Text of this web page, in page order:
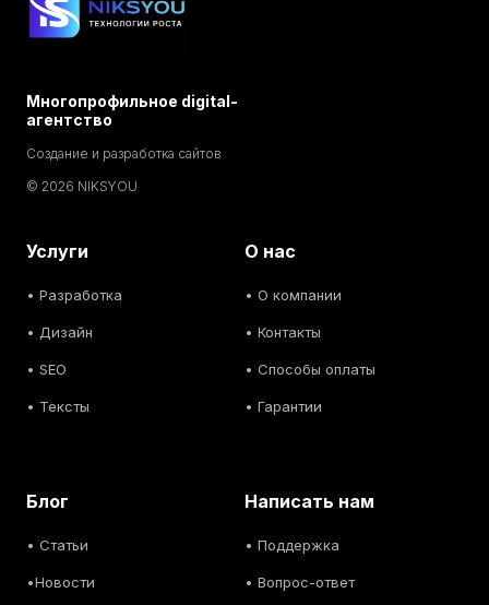
Многопрофильное digital-
агентство
Создание и разработка сайтов
© 2026 NIKSYOU
Услуги
• Разработка
• Дизайн
• SEO
• Тексты
О нас
• О компании
• Контакты
• Способы оплаты
• Гарантии
Блог
• Статьи
•Новости
Написать нам
• Поддержка
• Вопрос-ответ